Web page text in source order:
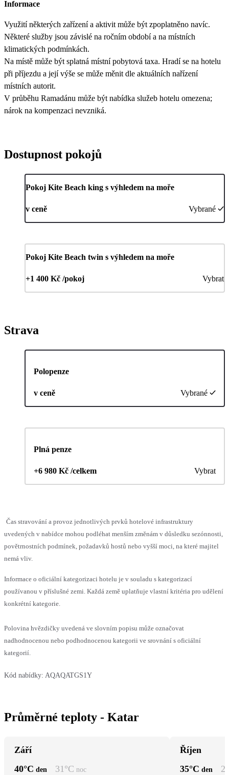
Informace
Využití některých zařízení a aktivit může být zpoplatněno navíc.
Některé služby jsou závislé na ročním období a na místních
klimatických podmínkách.
Na místě může být splatná místní pobytová taxa. Hradí se na hotelu
při příjezdu a její výše se může měnit dle aktuálních nařízení
místních autorit.
V průběhu Ramadánu může být nabídka služeb hotelu omezena;
nárok na kompenzaci nevzniká.
Dostupnost pokojů
Pokoj Kite Beach king s výhledem na moře
v ceně Vybrané
Pokoj Kite Beach twin s výhledem na moře
+1 400 Kč /pokoj Vybrat
Strava
Polopenze
v ceně Vybrané
Plná penze
+6 980 Kč /celkem Vybrat
Čas stravování a provoz jednotlivých prvků hotelové infrastruktury
uvedených v nabídce mohou podléhat menším změnám v důsledku sezónnosti,
povětrnostních podmínek, požadavků hostů nebo vyšší moci, na které majitel
nemá vliv.
Informace o oficiální kategorizaci hotelu je v souladu s kategorizací
používanou v příslušné zemi. Každá země uplatňuje vlastní kritéria pro udělení
konkrétní kategorie.
Polovina hvězdičky uvedená ve slovním popisu může označovat
nadhodnocenou nebo podhodnocenou kategorii ve srovnání s oficiální
kategorií.
Kód nabídky: AQAQATGS1Y
Průměrné teploty - Katar
Září
40°C den 31 °C noc
Říjen
35°C den